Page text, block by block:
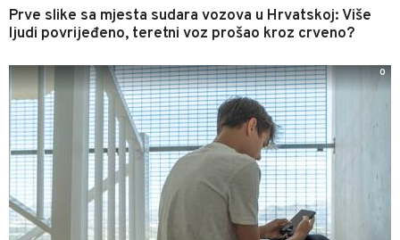
Prve slike sa mjesta sudara vozova u Hrvatskoj: Više
ljudi povrijeđeno, teretni voz prošao kroz crveno?
0